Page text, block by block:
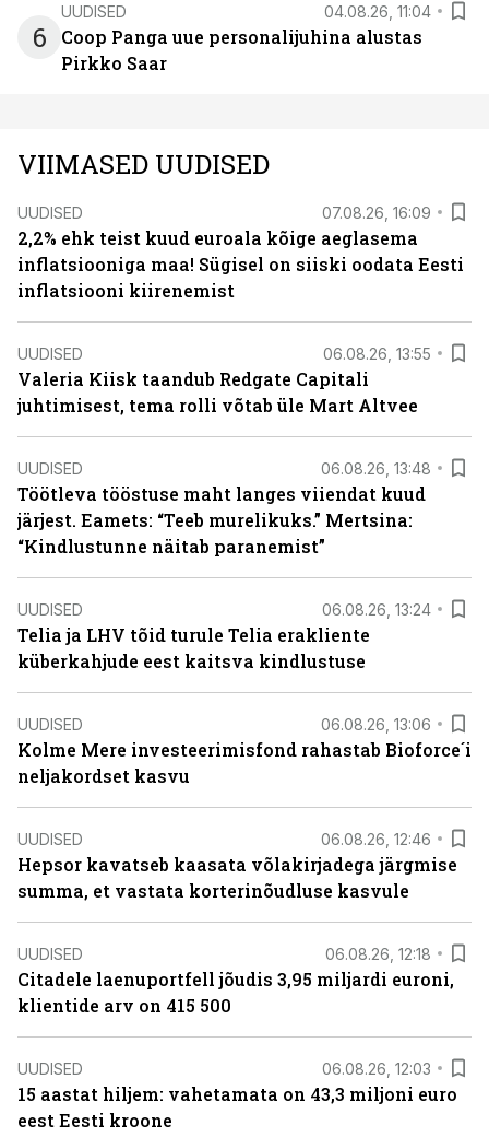
6
UUDISED 04.08.26, 11:04
Coop Panga uue personalijuhina alustas
Pirkko Saar
VIIMASED UUDISED
UUDISED 07.08.26, 16:09
2,2% ehk teist kuud euroala kõige aeglasema
inflatsiooniga maa! Sügisel on siiski oodata Eesti
inflatsiooni kiirenemist
UUDISED 06.08.26, 13:55
Valeria Kiisk taandub Redgate Capitali
juhtimisest, tema rolli võtab üle Mart Altvee
UUDISED 06.08.26, 13:48
Töötleva tööstuse maht langes viiendat kuud
järjest. Eamets: “Teeb murelikuks.” Mertsina:
“Kindlustunne näitab paranemist”
UUDISED 06.08.26, 13:24
Telia ja LHV tõid turule Telia erakliente
küberkahjude eest kaitsva kindlustuse
UUDISED 06.08.26, 13:06
Kolme Mere investeerimisfond rahastab Bioforce´i
neljakordset kasvu
UUDISED 06.08.26, 12:46
Hepsor kavatseb kaasata võlakirjadega järgmise
summa, et vastata korterinõudluse kasvule
UUDISED 06.08.26, 12:18
Citadele laenuportfell jõudis 3,95 miljardi euroni,
klientide arv on 415 500
UUDISED 06.08.26, 12:03
15 aastat hiljem: vahetamata on 43,3 miljoni euro
eest Eesti kroone